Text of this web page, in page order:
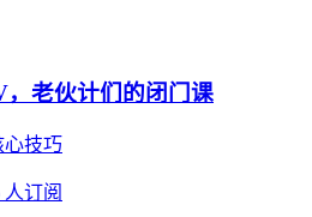
老伙计们的闭门课
技巧
人订阅